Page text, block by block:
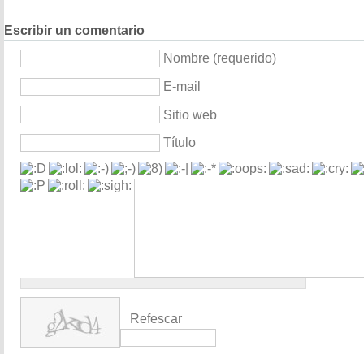
Escribir un comentario
Nombre (requerido)
E-mail
Sitio web
Título
Refescar